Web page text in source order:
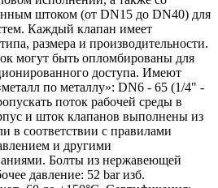
штоком (от DN15 до DN40) для
Каждый клапан имеет
размера и производительности.
могут быть опломбированы для
доступа. Имеют
по металлу»: DN6 - 65 (1/4" -
поток рабочей среды в
и шток клапанов выполнены из
в соответствии с правилами
и другими
Болты из нержавеющей
давление: 52 bar изб.